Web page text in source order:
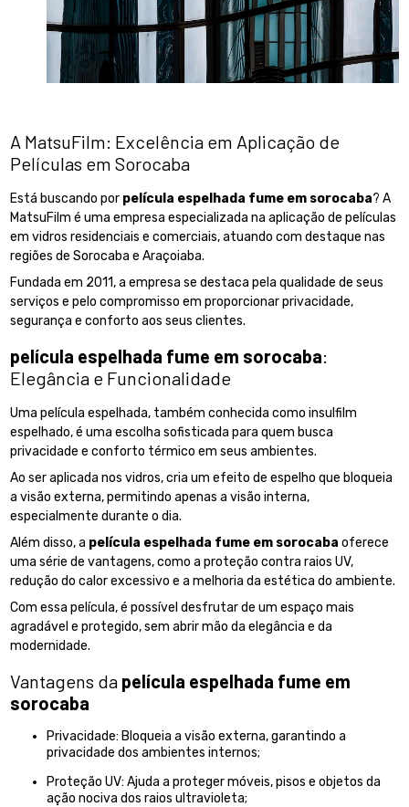
A MatsuFilm: Excelência em Aplicação de
Películas em Sorocaba
Está buscando por película espelhada fume em sorocaba? A
MatsuFilm é uma empresa especializada na aplicação de películas
em vidros residenciais e comerciais, atuando com destaque nas
regiões de Sorocaba e Araçoiaba.
Fundada em 2011, a empresa se destaca pela qualidade de seus
serviços e pelo compromisso em proporcionar privacidade,
segurança e conforto aos seus clientes.
película espelhada fume em sorocaba:
Elegância e Funcionalidade
Uma película espelhada, também conhecida como insulfilm
espelhado, é uma escolha sofisticada para quem busca
privacidade e conforto térmico em seus ambientes.
Ao ser aplicada nos vidros, cria um efeito de espelho que bloqueia
a visão externa, permitindo apenas a visão interna,
especialmente durante o dia.
Além disso, a película espelhada fume em sorocaba oferece
uma série de vantagens, como a proteção contra raios UV,
redução do calor excessivo e a melhoria da estética do ambiente.
Com essa película, é possível desfrutar de um espaço mais
agradável e protegido, sem abrir mão da elegância e da
modernidade.
Vantagens da película espelhada fume em
sorocaba
Privacidade: Bloqueia a visão externa, garantindo a
privacidade dos ambientes internos;
Proteção UV: Ajuda a proteger móveis, pisos e objetos da
ação nociva dos raios ultravioleta;